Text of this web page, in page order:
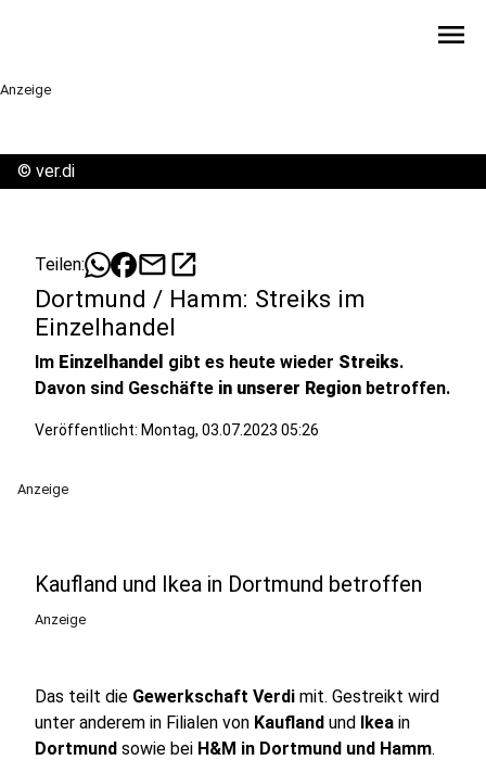
menu
Anzeige
© ver.di
Teilen: mailopen_in_new
Dortmund / Hamm: Streiks im
Einzelhandel
Im Einzelhandel gibt es heute wieder Streiks.
Davon sind Geschäfte in unserer Region betroffen.
Veröffentlicht: Montag, 03.07.2023 05:26
Anzeige
Kaufland und Ikea in Dortmund betroffen
Anzeige
Das teilt die Gewerkschaft Verdi mit. Gestreikt wird
unter anderem in Filialen von Kaufland und Ikea in
Dortmund sowie bei H&M in Dortmund und Hamm.